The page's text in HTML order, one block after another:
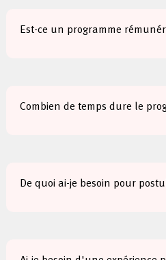
Est-ce un programme
Combien de temps dure le
De quoi ai-je besoin pour